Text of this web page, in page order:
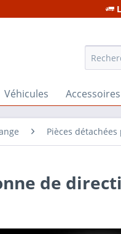
Véhicules Accessoires
Pièces détachées
de